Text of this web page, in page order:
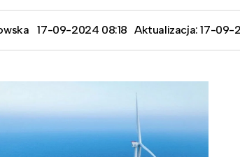
17-09-2024 08:18 Aktualizacja: 17-09-